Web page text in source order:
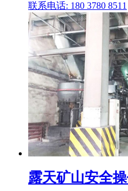
联系电话: 180 3780 8511
露天矿山安全